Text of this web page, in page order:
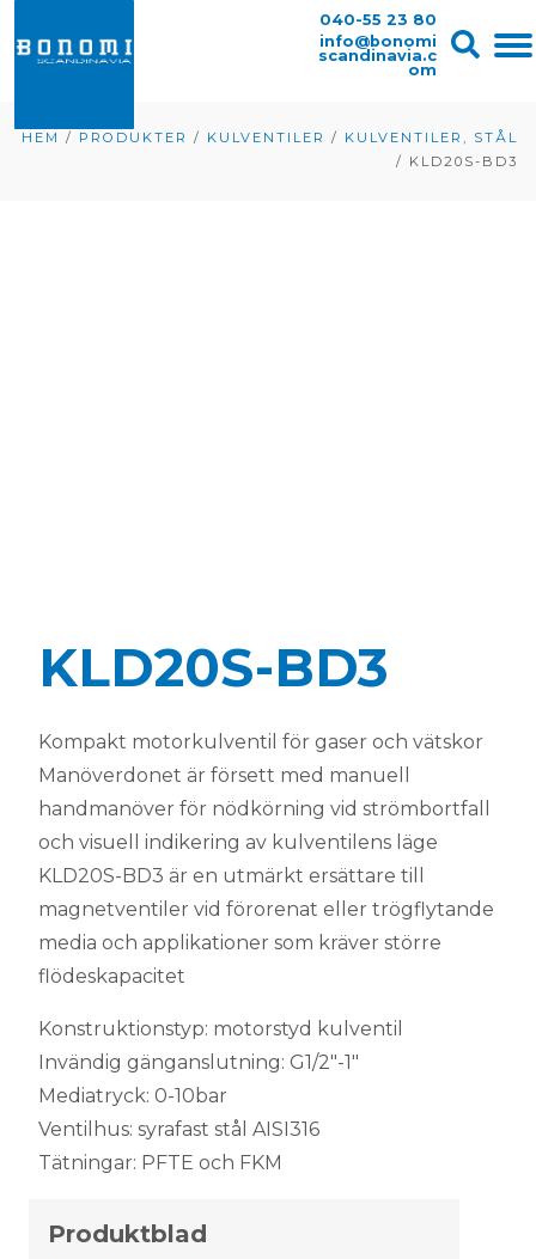
040-55 23 80
info@bonomi
scandinavia.c
om
HEM / PRODUKTER / KULVENTILER / KULVENTILER, STÅL
/ KLD20S-BD3
KLD20S-BD3
Kompakt motorkulventil för gaser och vätskor
Manöverdonet är försett med manuell
handmanöver för nödkörning vid strömbortfall
och visuell indikering av kulventilens läge
KLD20S-BD3 är en utmärkt ersättare till
magnetventiler vid förorenat eller trögflytande
media och applikationer som kräver större
flödeskapacitet
Konstruktionstyp: motorstyd kulventil
Invändig gänganslutning: G1/2″-1″
Mediatryck: 0-10bar
Ventilhus: syrafast stål AISI316
Tätningar: PFTE och FKM
Produktblad